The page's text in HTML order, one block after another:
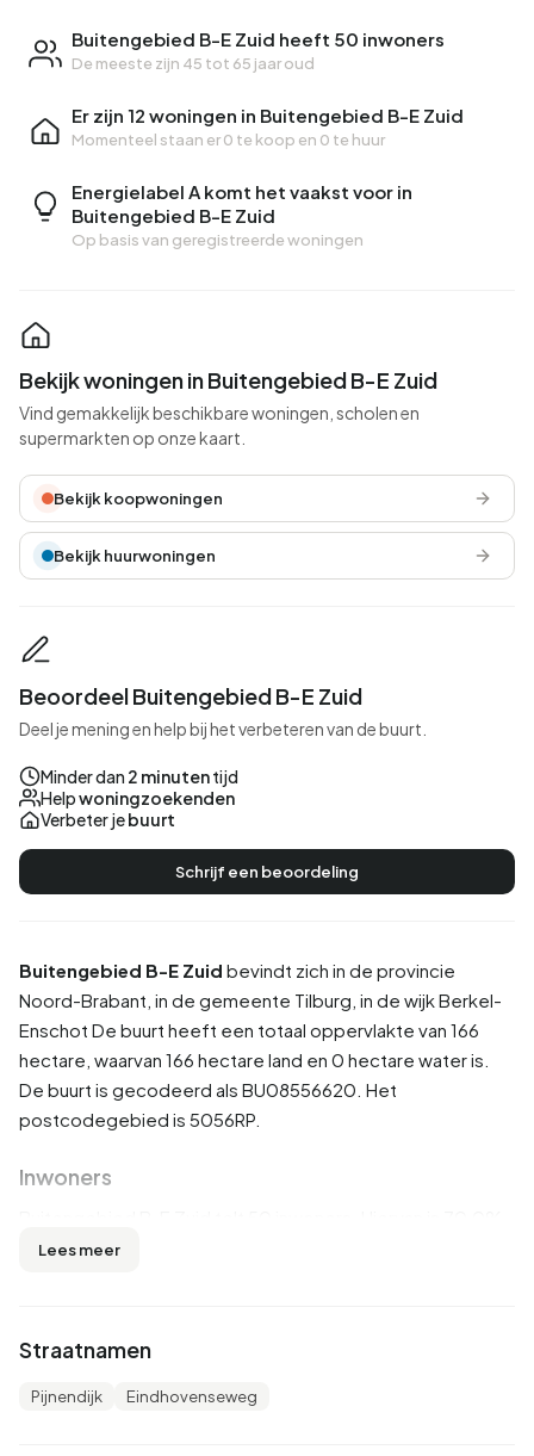
Buitengebied B-E Zuid heeft 50 inwoners
De meeste zijn 45 tot 65 jaar oud
Er zijn 12 woningen in Buitengebied B-E Zuid
Momenteel staan er0 te koop en 0 te huur
Energielabel A komt het vaakst voor in
Buitengebied B-E Zuid
Op basis van geregistreerde woningen
Buitengebied B-E Zuid bevindt zich in de provincie
Noord-Brabant , in de gemeente Tilburg , in de wijkBerkel-
Enschot De buurt heeft een totaal oppervlakte van 166
hectare, waarvan 166 hectare land en 0 hectare water is.
De buurt is gecodeerd als BU08556620. Het
postcodegebied is 5056RP.
Inwoners
man en 20,0% vrouw. De meeste inwoners zijn 45 tot 65
80,0% is ongehuwd, 10,0% is gehuwd, 10,0% is
gescheiden en 10,0% is verweduwd. 30 inwoners komen
Lees meer
Straatnamen
Pijnendijk Eindhovenseweg
Bekijk woningen in Buitengebied B-E Zuid
Vind gemakkelijk beschikbare woningen, scholen en
supermarkten op onze kaart.
Bekijk koopwoningen
Bekijk huurwoningen
Beoordeel Buitengebied B-E Zuid
Deel je mening en help bij het verbeteren van de buurt.
Minder dan 2 minutentijd
Helpwoningzoekenden
Verbeter jebuurt
Schrijf een beoordeling